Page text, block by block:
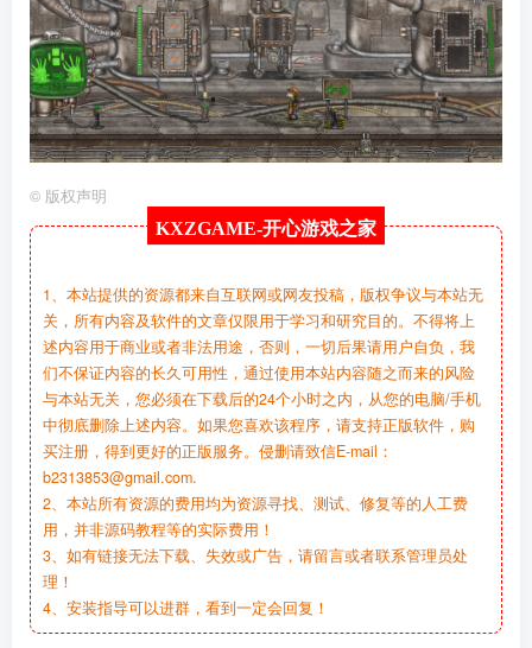
© 版权声明
KXZGAME-开心游戏之家
1、本站提供的资源都来自互联网或网友投稿，版权争议与本站无
关，所有内容及软件的文章仅限用于学习和研究目的。不得将上
述内容用于商业或者非法用途，否则，一切后果请用户自负，我
们不保证内容的长久可用性，通过使用本站内容随之而来的风险
与本站无关，您必须在下载后的24个小时之内，从您的电脑/手机
中彻底删除上述内容。如果您喜欢该程序，请支持正版软件，购
买注册，得到更好的正版服务。侵删请致信E-mail：
b2313853@gmail.com.
2、本站所有资源的费用均为资源寻找、测试、修复等的人工费
用，并非源码教程等的实际费用！
3、如有链接无法下载、失效或广告，请留言或者联系管理员处
理！
4、安装指导可以进群，看到一定会回复！